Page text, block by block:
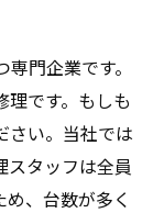
門企業です。
です。もしも
さい。当社では
スタッフは全員
、台数が多く